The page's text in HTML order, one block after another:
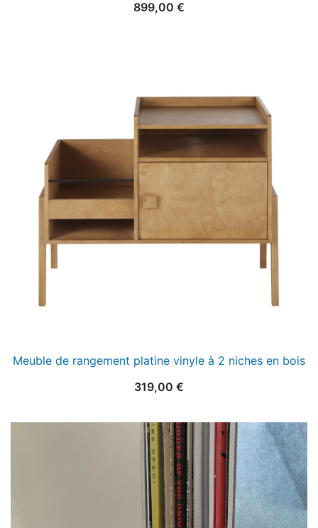
899,00 €
Meuble de rangement platine vinyle à 2 niches en bois
319,00 €